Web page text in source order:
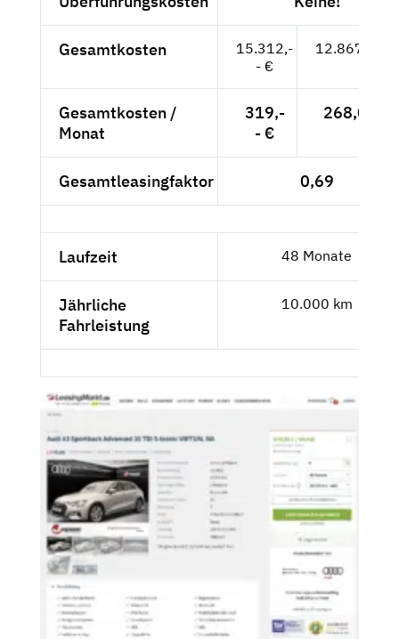
Gesamtkosten
15.312,-
- €
12.867,23 €
Gesamtkosten /
Monat
319,-
- €
268,07 €
Gesamtleasingfaktor 0,69
Laufzeit 48 Monate
Jährliche
Fahrleistung
10.000 km